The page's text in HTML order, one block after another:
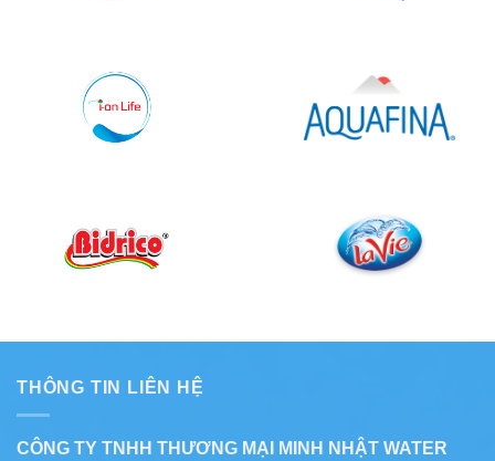
THÔNG TIN LIÊN HỆ
CÔNG TY TNHH THƯƠNG MẠI MINH NHẬT WATER